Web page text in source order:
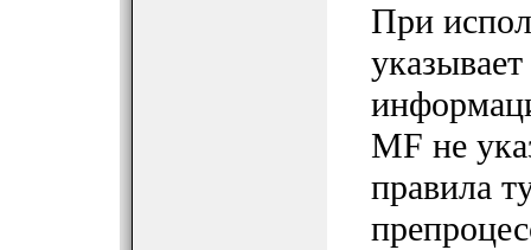
При
MF не
правила